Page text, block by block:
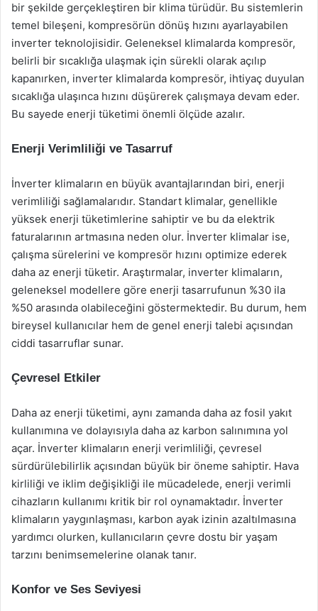
bir şekilde gerçekleştiren bir klima türüdür. Bu sistemlerin
temel bileşeni, kompresörün dönüş hızını ayarlayabilen
inverter teknolojisidir. Geleneksel klimalarda kompresör,
belirli bir sıcaklığa ulaşmak için sürekli olarak açılıp
kapanırken, inverter klimalarda kompresör, ihtiyaç duyulan
sıcaklığa ulaşınca hızını düşürerek çalışmaya devam eder.
Bu sayede enerji tüketimi önemli ölçüde azalır.
Enerji Verimliliği ve Tasarruf
İnverter klimaların en büyük avantajlarından biri, enerji
verimliliği sağlamalarıdır. Standart klimalar, genellikle
yüksek enerji tüketimlerine sahiptir ve bu da elektrik
faturalarının artmasına neden olur. İnverter klimalar ise,
çalışma sürelerini ve kompresör hızını optimize ederek
daha az enerji tüketir. Araştırmalar, inverter klimaların,
geleneksel modellere göre enerji tasarrufunun %30 ila
%50 arasında olabileceğini göstermektedir. Bu durum, hem
bireysel kullanıcılar hem de genel enerji talebi açısından
ciddi tasarruflar sunar.
Çevresel Etkiler
Daha az enerji tüketimi, aynı zamanda daha az fosil yakıt
kullanımına ve dolayısıyla daha az karbon salınımına yol
açar. İnverter klimaların enerji verimliliği, çevresel
sürdürülebilirlik açısından büyük bir öneme sahiptir. Hava
kirliliği ve iklim değişikliği ile mücadelede, enerji verimli
cihazların kullanımı kritik bir rol oynamaktadır. İnverter
klimaların yaygınlaşması, karbon ayak izinin azaltılmasına
yardımcı olurken, kullanıcıların çevre dostu bir yaşam
tarzını benimsemelerine olanak tanır.
Konfor ve Ses Seviyesi